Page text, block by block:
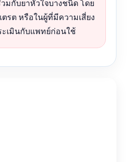
มกับยาหัวใจบางชนิด โดย
ตรต หรือในผู้ที่มีความเสี่ยง
ะเมินกับแพทย์ก่อนใช้